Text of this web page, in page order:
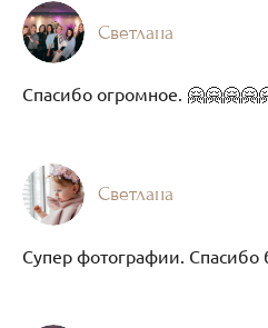
Светлана
Спасибо огромное.
Светлана
Супер фотографии.